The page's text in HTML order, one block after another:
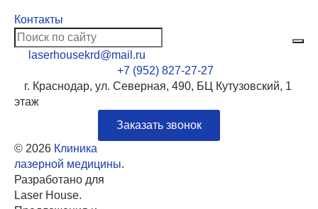
Контакты
laserhousekrd@mail.ru
+7 (952) 827-27-27
г. Краснодар, ул. Северная, 490, БЦ Кутузовский, 1
этаж
Заказать звонок
© 2026 Клиника
лазерной медицины.
Разработано для
Laser House.